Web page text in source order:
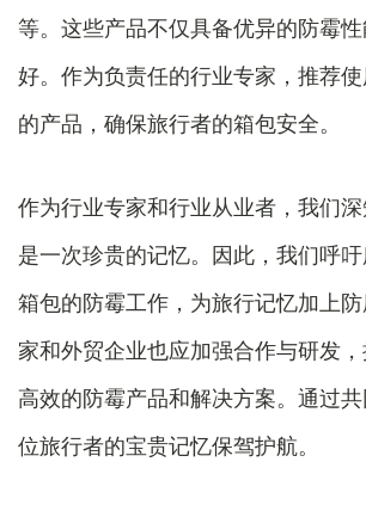
等。这些产品不仅具备优异的防霉
好。作为负责任的行业专家，推荐
的产品，确保旅行者的箱包安全。
作为行业专家和行业从业者，我们
是一次珍贵的记忆。因此，我们呼
箱包的防霉工作，为旅行记忆加上
家和外贸企业也应加强合作与研发，
高效的防霉产品和解决方案。通过
位旅行者的宝贵记忆保驾护航。